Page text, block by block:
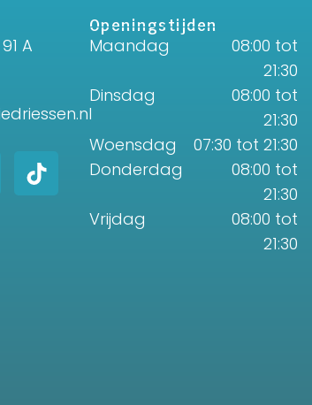
A
Openingstijden
Maandag
08:00 tot
21:30
Dinsdag
08:00 tot
21:30
Woensdag
07:30 tot 21:30
Donderdag
08:00 tot
21:30
Vrijdag
08:00 tot
21:30